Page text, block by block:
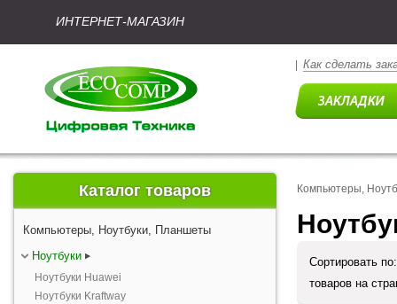
ИНТЕРНЕТ-МАГАЗИН
Как сделать
Каталог товаров
Компьютеры, Ноутбуки, Планшеты
Ноутбуки
Ноутбуки Huawei
Ноутбуки Kraftway
Компьютеры,
Сортировать
товаров на